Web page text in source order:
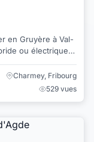
en Gruyère à Val-
Charmey, Fribourg
529 vues